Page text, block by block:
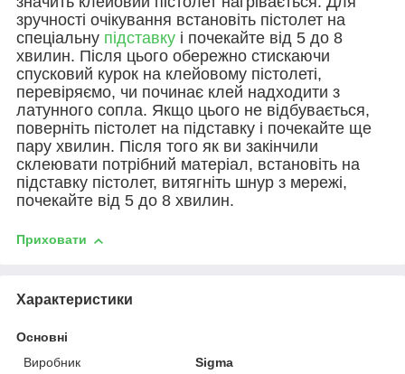
зручності очікування встановіть пістолет на
спеціальну підставку і почекайте від 5 до 8
хвилин. Після цього обережно стискаючи
спусковий курок на клейовому пістолеті,
перевіряємо, чи починає клей надходити з
латунного сопла. Якщо цього не відбувається,
поверніть пістолет на підставку і почекайте ще
пару хвилин. Після того як ви закінчили
склеювати потрібний матеріал, встановіть на
підставку пістолет, витягніть шнур з мережі,
почекайте від 5 до 8 хвилин.
Приховати
Характеристики
Основні
Виробник
Sigma